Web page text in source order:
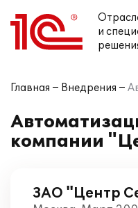
и
Главная Внедрения
компании
ЗАО "Центр